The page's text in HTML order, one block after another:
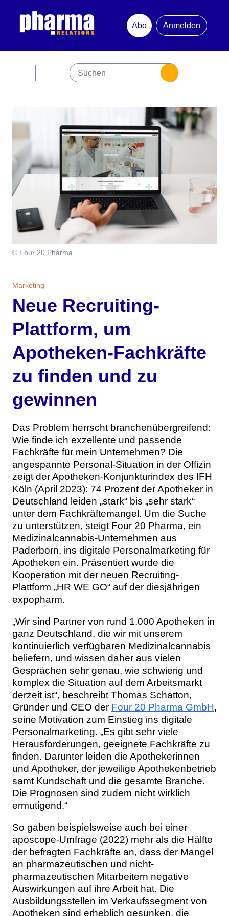
Abo
Anmelden
Premiumpartner
Jubiläum
Newsletter
Mediadaten
Themen
Branche
Studien
Digital Health
Personen
Aktuelle Ausgabe
Ausgabenarchiv
Abonnement
Über uns
Kontakt
Team
© Four 20 Pharma
Marketing
Neue Recruiting-
Plattform, um
Apotheken-Fachkräfte
zu finden und zu
gewinnen
Das Problem herrscht branchenübergreifend:
Wie finde ich exzellente und passende
Fachkräfte für mein Unternehmen? Die
angespannte Personal-Situation in der Offizin
zeigt der Apotheken-Konjunkturindex des IFH
Köln (April 2023): 74 Prozent der Apotheker in
Deutschland leiden „stark“ bis „sehr stark“
unter dem Fachkräftemangel. Um die Suche
zu unterstützen, steigt Four 20 Pharma, ein
Medizinalcannabis-Unternehmen aus
Paderborn, ins digitale Personalmarketing für
Apotheken ein. Präsentiert wurde die
Kooperation mit der neuen Recruiting-
Plattform „HR WE GO“ auf der diesjährigen
expopharm.
„Wir sind Partner von rund 1.000 Apotheken in
ganz Deutschland, die wir mit unserem
kontinuierlich verfügbaren Medizinalcannabis
beliefern, und wissen daher aus vielen
Gesprächen sehr genau, wie schwierig und
komplex die Situation auf dem Arbeitsmarkt
derzeit ist“, beschreibt Thomas Schatton,
Gründer und CEO der Four 20 Pharma GmbH,
seine Motivation zum Einstieg ins digitale
Personalmarketing. „Es gibt sehr viele
Herausforderungen, geeignete Fachkräfte zu
finden. Darunter leiden die Apothekerinnen
und Apotheker, der jeweilige Apothekenbetrieb
samt Kundschaft und die gesamte Branche.
Die Prognosen sind zudem nicht wirklich
ermutigend.“
So gaben beispielsweise auch bei einer
aposcope-Umfrage (2022) mehr als die Hälfte
der befragten Fachkräfte an, dass der Mangel
an pharmazeutischen und nicht-
pharmazeutischen Mitarbeitern negative
Auswirkungen auf ihre Arbeit hat. Die
Ausbildungsstellen im Verkaufssegment von
Apotheken sind erheblich gesunken, die